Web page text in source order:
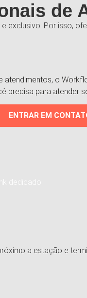
de
exclusivo. Por isso,
o
precisa para atender
ENTRAR EM
dedicado.
a estação e